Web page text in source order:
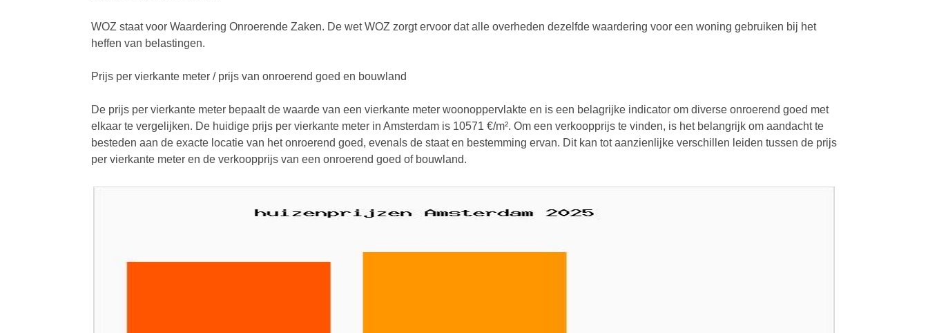
WOZ staat voor Waardering Onroerende Zaken. De wet WOZ zorgt ervoor dat alle overheden dezelfde waardering voor een woning gebruiken bij het
heffen van belastingen.
Prijs per vierkante meter / prijs van onroerend goed en bouwland
De prijs per vierkante meter bepaalt de waarde van een vierkante meter woonoppervlakte en is een belagrijke indicator om diverse onroerend goed met
elkaar te vergelijken. De huidige prijs per vierkante meter in Amsterdam is 10571 €/m². Om een verkoopprijs te vinden, is het belangrijk om aandacht te
besteden aan de exacte locatie van het onroerend goed, evenals de staat en bestemming ervan. Dit kan tot aanzienlijke verschillen leiden tussen de prijs
per vierkante meter en de verkoopprijs van een onroerend goed of bouwland.